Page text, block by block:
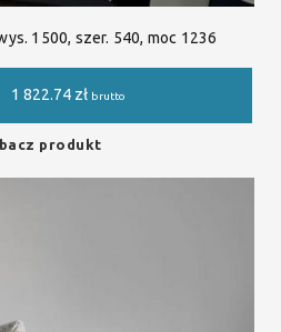
1500, szer. 540, moc 1236
1 822.74 zł brutto
produkt